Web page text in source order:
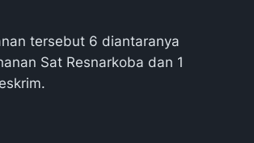
tersebut 6 diantaranya
Sat Resnarkoba dan 1